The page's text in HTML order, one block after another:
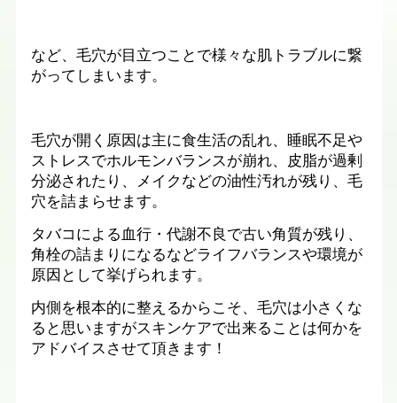
など、毛穴が目立つことで様々な肌トラブルに繋
がってしまいます。
毛穴が開く原因は主に食生活の乱れ、睡眠不足や
ストレスでホルモンバランスが崩れ、皮脂が過剰
分泌されたり、メイクなどの油性汚れが残り、毛
穴を詰まらせます。
タバコによる血行・代謝不良で古い角質が残り、
角栓の詰まりになるなどライフバランスや環境が
原因として挙げられます。
内側を根本的に整えるからこそ、毛穴は小さくな
ると思いますがスキンケアで出来ることは何かを
アドバイスさせて頂きます！